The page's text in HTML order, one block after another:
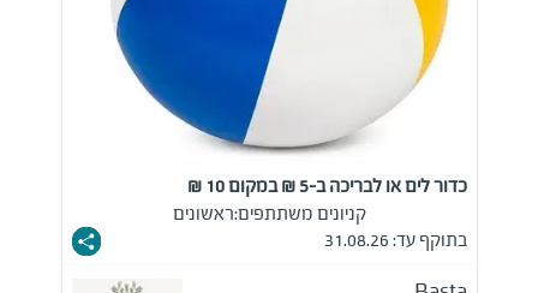
כדור לים או לבריכה ב-5 ₪ במקום 10 ₪
קניונים משתתפים:ראשונים
בתוקף עד: 31.08.26